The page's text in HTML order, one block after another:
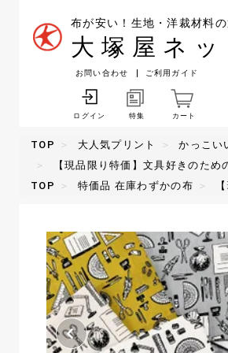
布が安い！生地・洋裁材料
大塚屋ネ
お問い合わせ ご利用ガイド
ログイン 特集 カート
TOP 大人気プリント
かっこい
【現品限り特価】文具好きのた
TOP
特価品 在庫わずかの布